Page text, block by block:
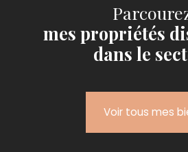
mes propriétés
dans le
Voir tous mes